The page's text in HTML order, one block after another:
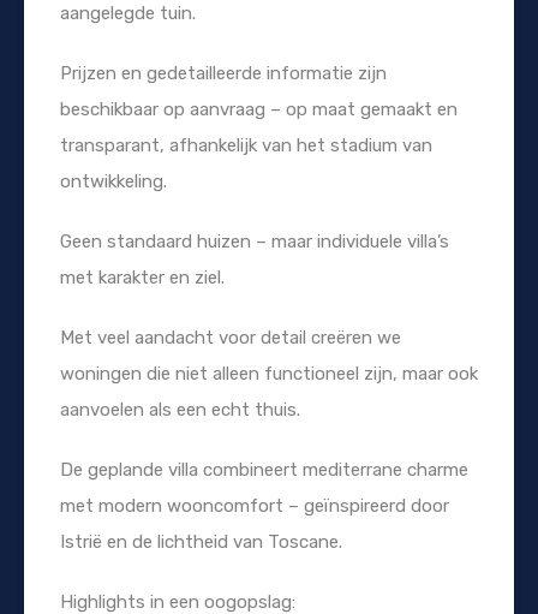
aangelegde tuin.
Prijzen en gedetailleerde informatie zijn
beschikbaar op aanvraag – op maat gemaakt en
transparant, afhankelijk van het stadium van
ontwikkeling.
Geen standaard huizen – maar individuele villa’s
met karakter en ziel.
Met veel aandacht voor detail creëren we
woningen die niet alleen functioneel zijn, maar ook
aanvoelen als een echt thuis.
De geplande villa combineert mediterrane charme
met modern wooncomfort – geïnspireerd door
Istrië en de lichtheid van Toscane.
Highlights in een oogopslag: